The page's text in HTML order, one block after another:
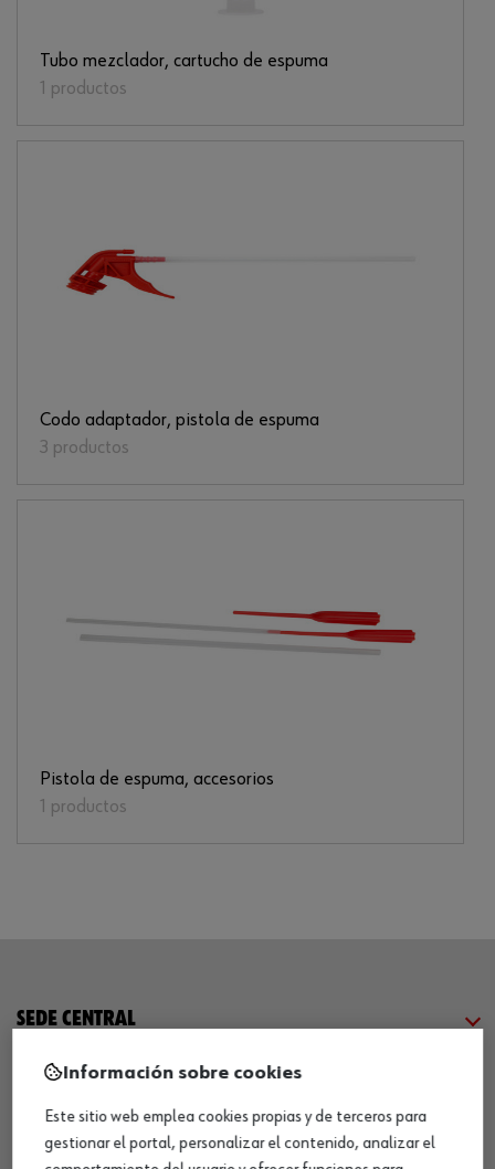
Tubo mezclador, cartucho de espuma
1 productos
Codo adaptador, pistola de espuma
3 productos
Pistola de espuma, accesorios
1 productos
SEDE CENTRAL
SOBRE WÜRTH
Información sobre cookies
Este sitio web emplea cookies propias y de terceros para
gestionar el portal, personalizar el contenido, analizar el